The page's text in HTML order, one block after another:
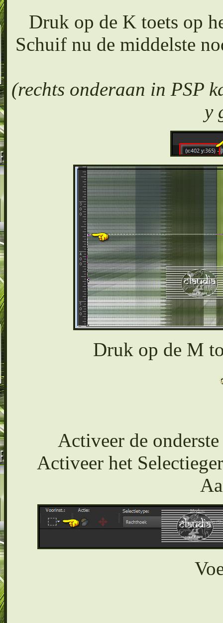
Druk op de K toets op
Schuif nu de middelste
(rechts onderaan in PSP
y
Druk op de M
Activeer de
Activeer het